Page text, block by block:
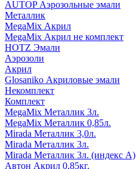
AUTOP Аэрозольные эмали
Металлик
MegaMix Акрил
MegaMix Акрил не комплект
HOTZ Эмали
Аэрозоли
Акрил
Glosaniko Акриловые эмали
Некомплект
Комплект
MegaMix Металлик 3л.
MegaMix Металлик 0,85л.
Mirada Металлик 3,0л.
Mirada Металлик 3л.
Mirada Металлик 3л. (индекс А)
Автон Акрил 0,85кг.